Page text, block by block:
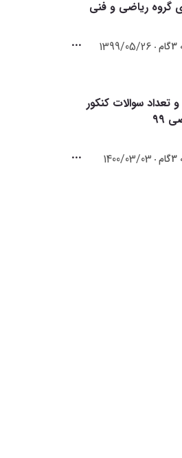
گروه ریاضی و فنی
1399/05/26
تعداد سوالات کنکور
99
1400/03/03